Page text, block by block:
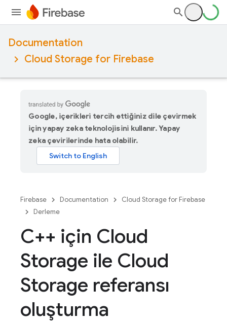
Documentation
Cloud Storage for Firebase
Google, içerikleri tercih ettiğiniz dile çevirmek
için yapay zeka teknolojisini kullanır. Yapay
zeka çevirilerinde hata olabilir.
Firebase Documentation
Cloud Storage for Firebase
Derleme
C++ için Cloud
Storage ile Cloud
Storage referansı
oluşturma